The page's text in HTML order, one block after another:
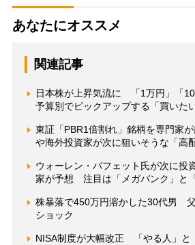
あなたにオススメ
関連記事
日本株が上昇気流に 「1万円」「10
予算別でピックアップする「買いた
東証「PBR1倍割れ」銘柄を専門家
や海外投資家が次に狙いそうな「高
ウォーレン・バフェット氏が次に投
家が予想 注目は「メガバンク」と
株暴落で450万円溶かした30代男
ショック
NISA制度が大幅改正 「やる人」と